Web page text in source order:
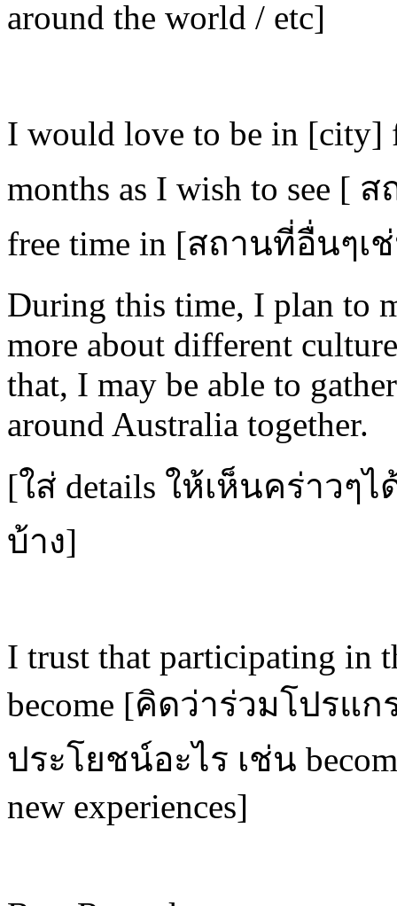
around the world / etc]
I would love to be in
months as I wish to see [
free time in [สถานที่อื่นๆเช่
During this time, I plan to
more about different
that, I may be able to
around Australia together.
[ใส่ details ให้เห็นคร่าวๆ
บ้าง]
I trust that participating in
become [คิดว่าร่วมโปรแ
ประโยชน์อะไร เช่น
new experiences]